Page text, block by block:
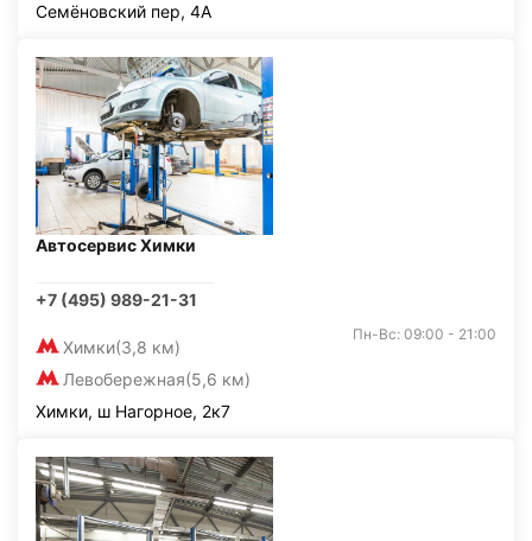
Семёновский пер, 4А
Автосервис Химки
+7 (495) 989-21-31
Химки(3,8 км)
Левобережная(5,6 км)
Пн-Вс: 09:00 - 21:00
Химки, ш Нагорное, 2к7